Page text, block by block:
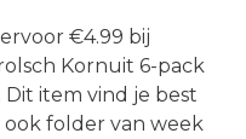
€4.99 bij
Kornuit 6-pack
item vind je best
folder van week